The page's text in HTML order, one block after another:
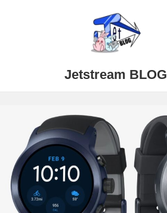
Jetstream BLOG